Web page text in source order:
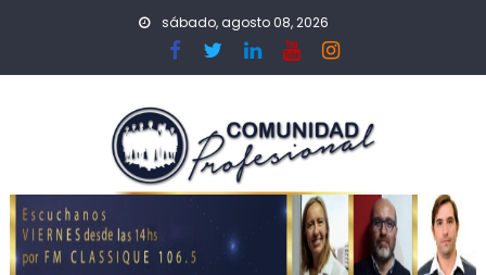
sábado, agosto 08, 2026